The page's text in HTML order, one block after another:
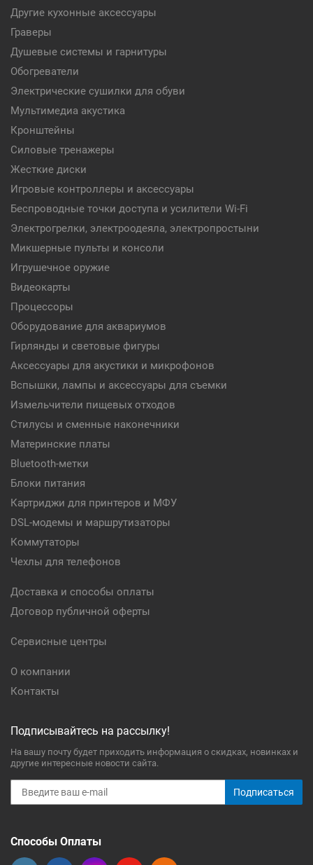
Другие кухонные аксессуары
Граверы
Душевые системы и гарнитуры
Обогреватели
Электрические сушилки для обуви
Мультимедиа акустика
Кронштейны
Силовые тренажеры
Жесткие диски
Игровые контроллеры и аксессуары
Беспроводные точки доступа и усилители Wi-Fi
Электрогрелки, электроодеяла, электропростыни
Микшерные пульты и консоли
Игрушечное оружие
Видеокарты
Процессоры
Оборудование для аквариумов
Гирлянды и световые фигуры
Аксессуары для акустики и микрофонов
Вспышки, лампы и аксессуары для съемки
Измельчители пищевых отходов
Стилусы и сменные наконечники
Материнские платы
Bluetooth-метки
Блоки питания
Картриджи для принтеров и МФУ
DSL-модемы и маршрутизаторы
Коммутаторы
Чехлы для телефонов
Доставка и способы оплаты
Договор публичной оферты
Сервисные центры
О компании
Контакты
Подписывайтесь на рассылку!
На вашу почту будет приходить информация о скидках, новинках и
другие интересные новости сайта.
Подписаться
Способы Оплаты